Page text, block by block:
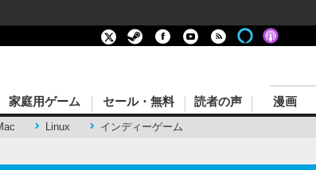
Linux インディーゲーム
家庭用ゲーム セール・無料 読者の声 漫画